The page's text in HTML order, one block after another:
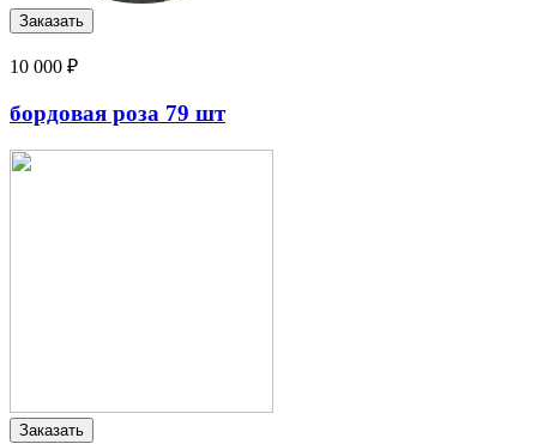
10 000 ₽
бордовая роза 79 шт